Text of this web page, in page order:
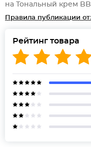
на Тональный крем
Правила публикации
Рейтинг товара